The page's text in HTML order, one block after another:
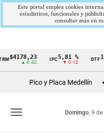
Cintillo
Colombia
▲ 0.42
IPC 5,81 %
▼ 0.12
DTF 12,48
▲
Pico y Placa Medellín
Domingo, 9
menu
Este portal emplea cookies
estadísticos, funcionales y
consultar más en